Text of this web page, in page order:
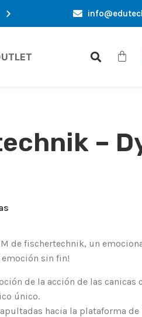
OFERTAS EXCLUSIVAS APENAS PARA
–
de fischertechnik, un
sin fin!
de la acción de las
único.
hacia la plataforma